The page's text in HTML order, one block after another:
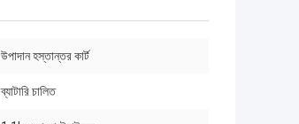
উপাদান হস্তান্তর কার্ট
ব্যাটারি চালিত